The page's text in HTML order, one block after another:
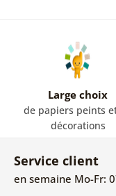
Large choix
de papiers peints
décorations
Service client
en semaine Mo-Fr: